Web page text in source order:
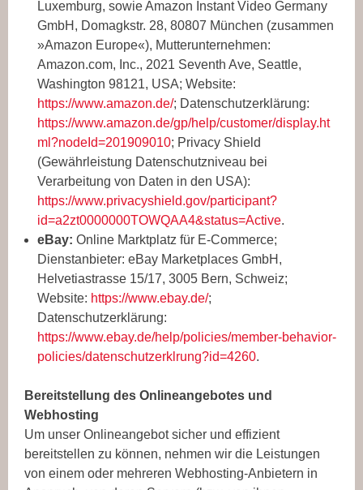
Luxemburg, sowie Amazon Instant Video Germany
GmbH, Domagkstr. 28, 80807 München (zusammen
»Amazon Europe«), Mutterunternehmen:
Amazon.com, Inc., 2021 Seventh Ave, Seattle,
Washington 98121, USA; Website:
https://www.amazon.de/; Datenschutzerklärung:
https://www.amazon.de/gp/help/customer/display.ht
ml?nodeId=201909010; Privacy Shield
(Gewährleistung Datenschutzniveau bei
Verarbeitung von Daten in den USA):
https://www.privacyshield.gov/participant?
id=a2zt0000000TOWQAA4&status=Active.
eBay: Online Marktplatz für E-Commerce;
Dienstanbieter: eBay Marketplaces GmbH,
Helvetiastrasse 15/17, 3005 Bern, Schweiz;
Website: https://www.ebay.de/;
Datenschutzerklärung:
https://www.ebay.de/help/policies/member-behavior-
policies/datenschutzerklrung?id=4260.
Bereitstellung des Onlineangebotes und
Webhosting
Um unser Onlineangebot sicher und effizient
bereitstellen zu können, nehmen wir die Leistungen
von einem oder mehreren Webhosting-Anbietern in